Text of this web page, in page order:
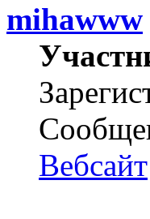
mihawww
Вебсайт